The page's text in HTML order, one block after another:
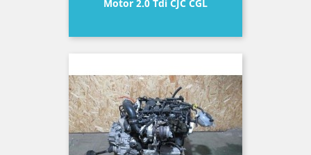
Motor 2.0 Tdi CJC CGL